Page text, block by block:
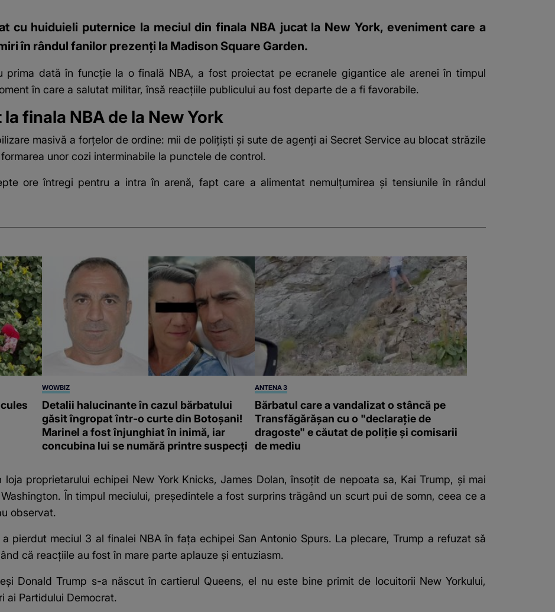
cu huiduieli puternice la meciul din finala NBA jucat la New York, eveniment care a
în rândul fanilor prezenți la Madison Square Garden.
prima dată în funcție la o finală NBA, a fost proiectat pe ecranele gigantice ale arenei în timpul
în care a salutat militar, însă reacțiile publicului au fost departe de a fi favorabile.
finala NBA de la New York
masivă a forțelor de ordine: mii de polițiști și sute de agenți ai Secret Service au blocat străzile
unor cozi interminabile la punctele de control.
ore întregi pentru a intra în arenă, fapt care a alimentat nemulțumirea și tensiunile în rândul
WOWBIZ
Detalii halucinante în cazul bărbatului
găsit îngropat într-o curte din Botoșani!
Marinel a fost înjunghiat în inimă, iar
concubina lui se numără printre suspecți
ANTENA 3
Bărbatul care a vandalizat o stâncă pe
Transfăgărășan cu o "declaraţie de
dragoste" e căutat de poliție și comisarii
de mediu
proprietarului echipei New York Knicks, James Dolan, însoțit de nepoata sa, Kai Trump, și mai
În timpul meciului, președintele a fost surprins trăgând un scurt pui de somn, ceea ce a
observat.
pierdut meciul 3 al finalei NBA în fața echipei San Antonio Spurs. La plecare, Trump a refuzat să
că reacțiile au fost în mare parte aplauze și entuziasm.
Donald Trump s-a născut în cartierul Queens, el nu este bine primit de locuitorii New Yorkului,
ai Partidului Democrat.